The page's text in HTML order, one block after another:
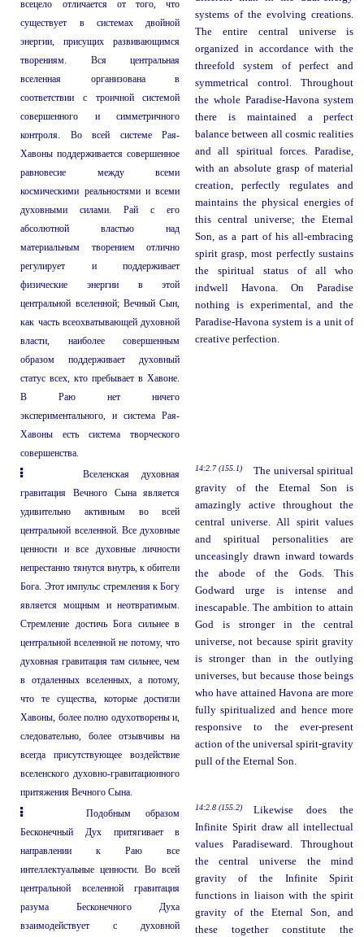
всецело отличается от того, что
существует в системах двойной
энергии, присущих развивающимся
творениям. Вся центральная
вселенная организована в
соответствии с троичной системой
совершенного и симметричного
контроля. Во всей системе Рая-
Хавоны поддерживается совершенное
равновесие между всеми
космическими реальностями и всеми
духовными силами. Рай с его
абсолютной властью над
материальным творением отлично
регулирует и поддерживает
физические энергии в этой
центральной вселенной; Вечный Сын,
как часть всеохватывающей духовной
власти, наиболее совершенным
образом поддерживает духовный
статус всех, кто пребывает в Хавоне.
В Раю нет ничего
экспериментального, и система Рая-
Хавоны есть система творческого
совершенства.
systems of the evolving creations.
The entire central universe is
organized in accordance with the
threefold system of perfect and
symmetrical control. Throughout
the whole Paradise-Havona system
there is maintained a perfect
balance between all cosmic realities
and all spiritual forces. Paradise,
with an absolute grasp of material
creation, perfectly regulates and
maintains the physical energies of
this central universe; the Eternal
Son, as a part of his all-embracing
spirit grasp, most perfectly sustains
the spiritual status of all who
indwell Havona. On Paradise
nothing is experimental, and the
Paradise-Havona system is a unit of
creative perfection.
Вселенская духовная
гравитация Вечного Сына является
удивительно активным во всей
центральной вселенной. Все духовные
ценности и все духовные личности
непрестанно тянутся внутрь, к обители
Бога. Этот импульс стремления к Богу
является мощным и неотвратимым.
Стремление достичь Бога сильнее в
центральной вселенной не потому, что
духовная гравитация там сильнее, чем
в отдаленных вселенных, а потому,
что те существа, которые достигли
Хавоны, более полно одухотворены и,
следовательно, более отзывчивы на
всегда присутствующее воздействие
вселенского духовно-гравитационного
притяжения Вечного Сына.
14:2.7 (155.1)
The universal spiritual
gravity of the Eternal Son is
amazingly active throughout the
central universe. All spirit values
and spiritual personalities are
unceasingly drawn inward towards
the abode of the Gods. This
Godward urge is intense and
inescapable. The ambition to attain
God is stronger in the central
universe, not because spirit gravity
is stronger than in the outlying
universes, but because those beings
who have attained Havona are more
fully spiritualized and hence more
responsive to the ever-present
action of the universal spirit-gravity
pull of the Eternal Son.
Подобным образом
Бесконечный Дух притягивает в
направлении к Раю все
интеллектуальные ценности. Во всей
центральной вселенной гравитация
разума Бесконечного Духа
взаимодействует с духовной
14:2.8 (155.2)
Likewise does the
Infinite Spirit draw all intellectual
values Paradiseward. Throughout
the central universe the mind
gravity of the Infinite Spirit
functions in liaison with the spirit
gravity of the Eternal Son, and
these together constitute the